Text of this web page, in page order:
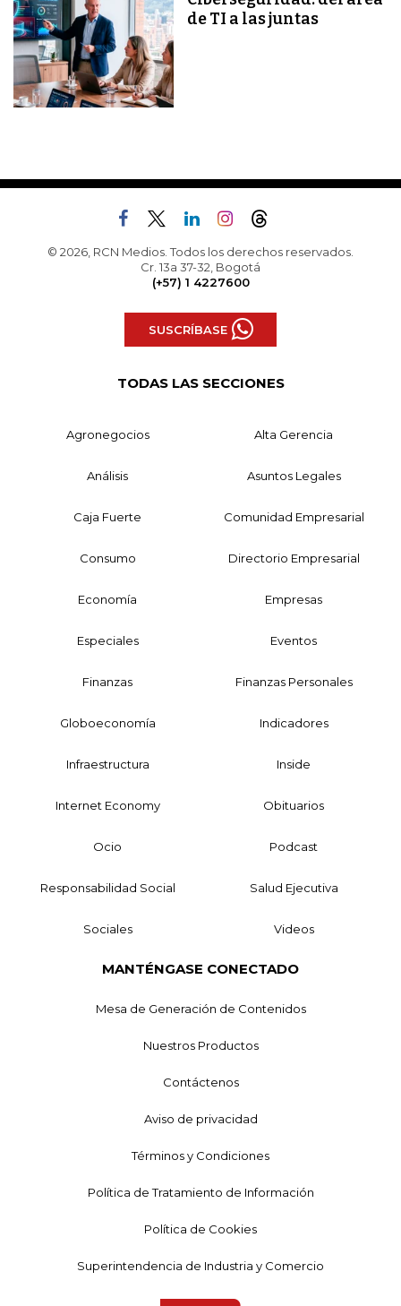
de TI a las juntas
© 2026, RCN Medios. Todos los derechos reservados.
Cr. 13a 37-32, Bogotá
(+57) 1 4227600
SUSCRÍBASE
TODAS LAS SECCIONES
Agronegocios Alta Gerencia
Análisis Asuntos Legales
Caja Fuerte Comunidad Empresarial
Consumo Directorio Empresarial
Economía Empresas
Especiales Eventos
Finanzas Finanzas Personales
Globoeconomía Indicadores
Infraestructura Inside
Internet Economy Obituarios
Ocio Podcast
Responsabilidad Social Salud Ejecutiva
Sociales Videos
MANTÉNGASE CONECTADO
Mesa de Generación de Contenidos
Nuestros Productos
Contáctenos
Aviso de privacidad
Términos y Condiciones
Política de Tratamiento de Información
Política de Cookies
Superintendencia de Industria y Comercio